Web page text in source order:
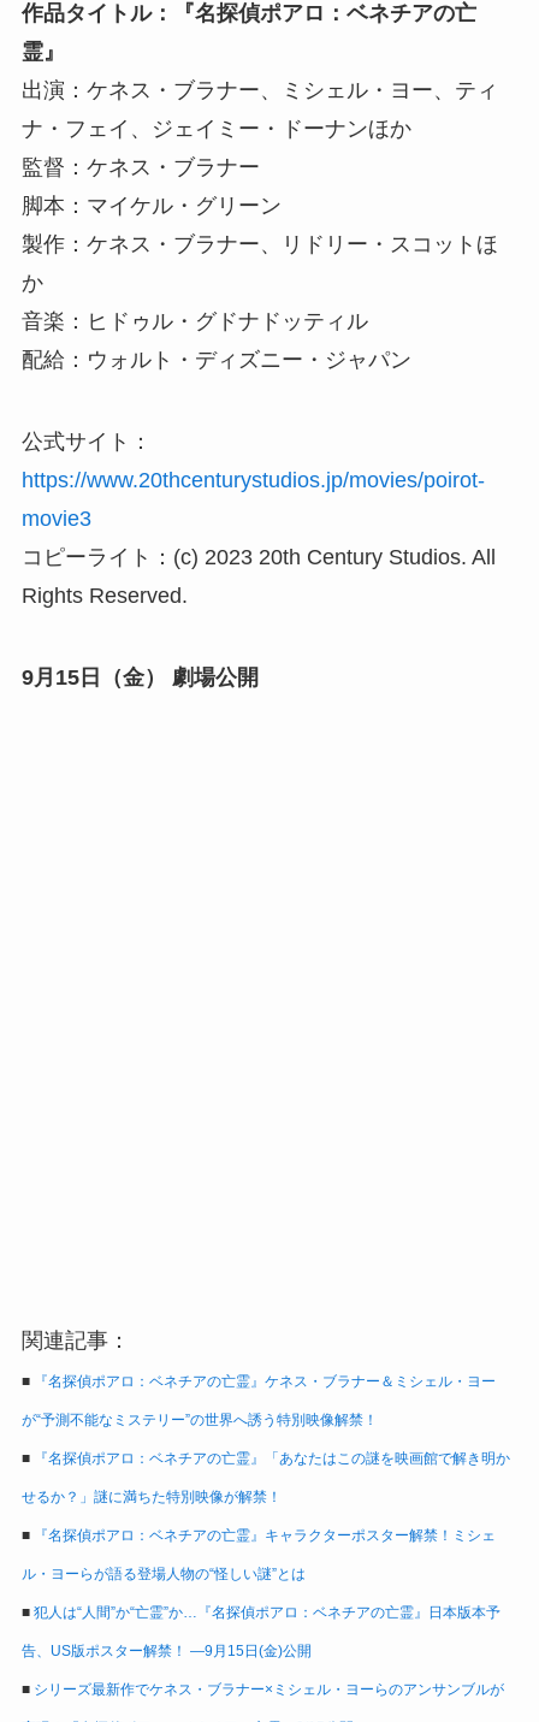
作品タイトル：『名探偵ポアロ：ベネチアの亡
霊』
出演：ケネス・ブラナー、ミシェル・ヨー、ティ
ナ・フェイ、ジェイミー・ドーナンほか
監督：ケネス・ブラナー
脚本：マイケル・グリーン
製作：ケネス・ブラナー、リドリー・スコットほ
か
音楽：ヒドゥル・グドナドッティル
配給：ウォルト・ディズニー・ジャパン
公式サイト：
https://www.20thcenturystudios.jp/movies/poirot-
movie3
コピーライト：(c) 2023 20th Century Studios. All
Rights Reserved.
9月15日（金） 劇場公開
関連記事：
■ 『名探偵ポアロ：ベネチアの亡霊』ケネス・ブラナー＆ミシェル・ヨー
が“予測不能なミステリー”の世界へ誘う特別映像解禁！
■ 『名探偵ポアロ：ベネチアの亡霊』「あなたはこの謎を映画館で解き明か
せるか？」謎に満ちた特別映像が解禁！
■ 『名探偵ポアロ：ベネチアの亡霊』キャラクターポスター解禁！ミシェ
ル・ヨーらが語る登場人物の“怪しい謎”とは
■ 犯人は“人間”か“亡霊”か…『名探偵ポアロ：ベネチアの亡霊』日本版本予
告、US版ポスター解禁！ ―9月15日(金)公開
■ シリーズ最新作でケネス・ブラナー×ミシェル・ヨーらのアンサンブルが